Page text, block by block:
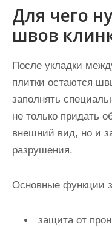
Для чего
швов
После укладки
плитки остаются
заполнять
не только придать
внешний вид, но и
разрушения.
Основные функции
защита от